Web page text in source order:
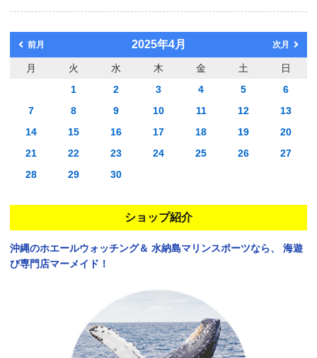
前月 2025年4月 次月
月 火 水 木 金 土
日
1
2 3 4 5
6
7
8 9 10 11 12
13
14
15 16 17 18 19
20
21
22 23 24 25 26
27
28
29 30
ショップ紹介
沖縄のホエールウォッチング＆ 水納島マリンスポーツなら、
海遊
び専門店マーメイド！